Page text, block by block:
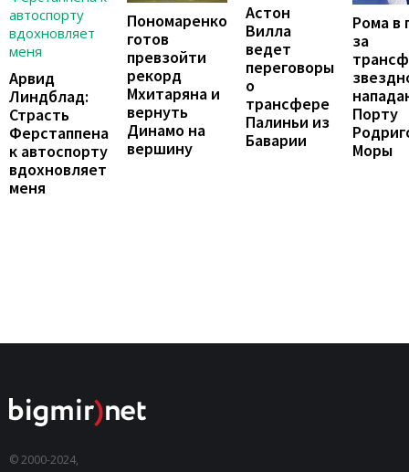
Арвид
Линдблад:
Страсть
Ферстаппена
к автоспорту
вдохновляет
меня
Пономаренко
готов
превзойти
рекорд
Мхитаряна и
вернуть
Динамо на
вершину
Астон
Вилла
ведет
переговоры
о
трансфере
Палиньи из
Баварии
Рома в
за
Порту
Моры
© 2000-2024,